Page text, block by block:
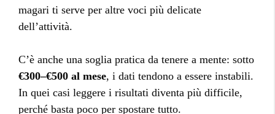
magari ti serve per altre voci più delicate
dell’attività.
C’è anche una soglia pratica da tenere a mente: sotto
€300–€500 al mese, i dati tendono a essere instabili.
In quei casi leggere i risultati diventa più difficile,
perché basta poco per spostare tutto.